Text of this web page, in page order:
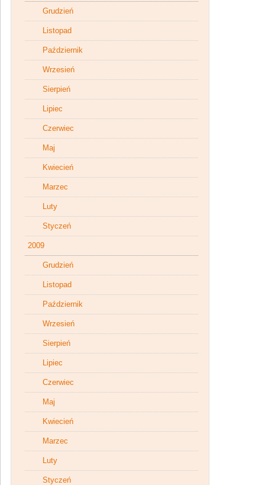
Grudzień
Listopad
Październik
Wrzesień
Sierpień
Lipiec
Czerwiec
Maj
Kwiecień
Marzec
Luty
Styczeń
2009
Grudzień
Listopad
Październik
Wrzesień
Sierpień
Lipiec
Czerwiec
Maj
Kwiecień
Marzec
Luty
Styczeń